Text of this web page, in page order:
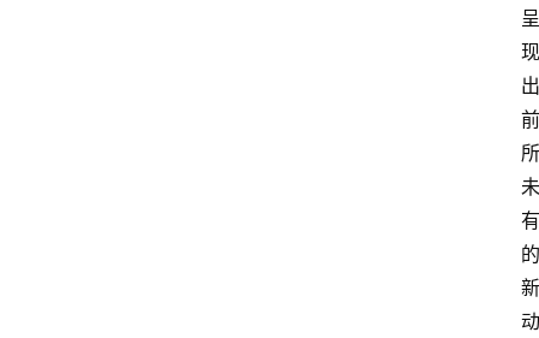
呈
现
出
前
所
未
有
的
新
动